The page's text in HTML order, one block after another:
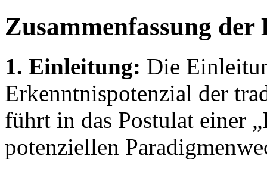
Zusammenfassung der
1. Einleitung: Die
Erkenntnispotenzial der
führt in das Postulat einer
potenziellen